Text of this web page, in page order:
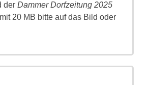
der Dammer Dorfzeitung 2025
20 MB bitte auf das Bild oder